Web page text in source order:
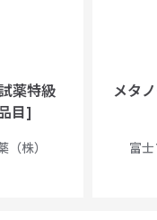
薬特級
目]
株）
メタ
富士